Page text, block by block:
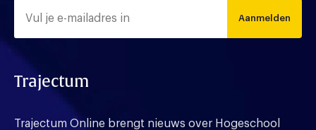
Aanmelden
Trajectum
Trajectum Online brengt nieuws over Hogeschool